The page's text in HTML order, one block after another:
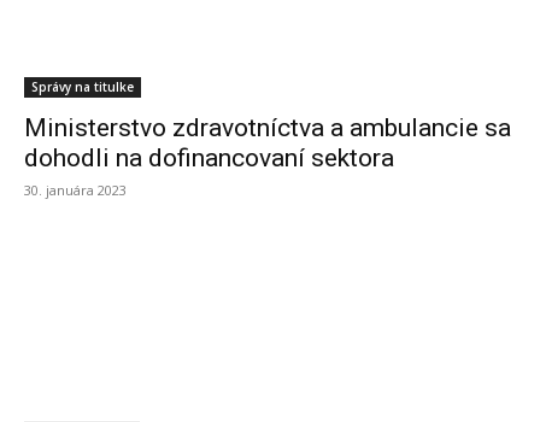
Správy na titulke
Ministerstvo zdravotníctva a ambulancie sa
dohodli na dofinancovaní sektora
30. januára 2023